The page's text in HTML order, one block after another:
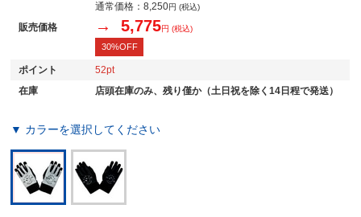
販売価格
通常価格：8,250円 (税込)
→ 5,775円 (税込)
30%OFF
ポイント
52
在庫
店頭在庫のみ、残り僅か（土日祝を除く14日程で発送）
▼ カラーを選択してください